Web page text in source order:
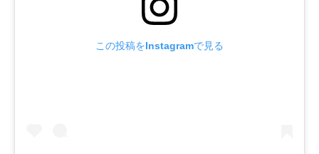
この投稿をInstagramで見る